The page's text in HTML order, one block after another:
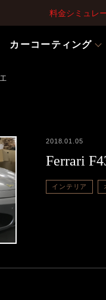
料金シミュレ
カーコーティング
2018.01.05
Ferrari
インテリア